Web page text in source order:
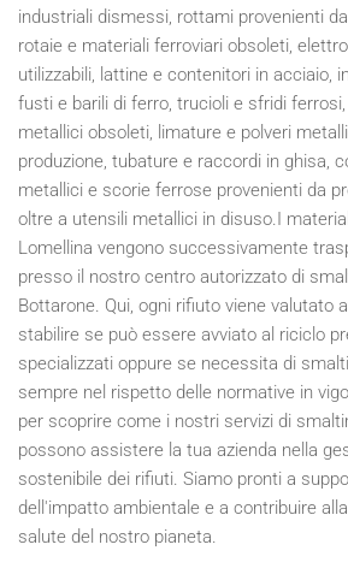
industriali dismessi, rottami provenienti
rotaie e materiali ferroviari obsoleti,
utilizzabili, lattine e contenitori in acciaio,
fusti e barili di ferro, trucioli e sfridi
metallici obsoleti, limature e polveri
produzione, tubature e raccordi in ghisa,
metallici e scorie ferrose provenienti da
oltre a utensili metallici in disuso.I
Lomellina vengono successivamente
presso il nostro centro autorizzato di
Bottarone. Qui, ogni rifiuto viene valutato
stabilire se può essere avviato al riciclo
specializzati oppure se necessita di
sempre nel rispetto delle normative in
per scoprire come i nostri servizi di
possono assistere la tua azienda nella
sostenibile dei rifiuti. Siamo pronti a
dell'impatto ambientale e a contribuire
salute del nostro pianeta.